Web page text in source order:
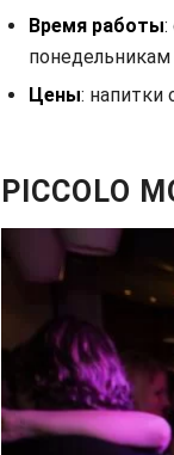
Время работы:
Цены: напитки
PICCOLO